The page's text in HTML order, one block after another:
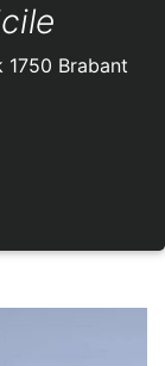
1750 Brabant